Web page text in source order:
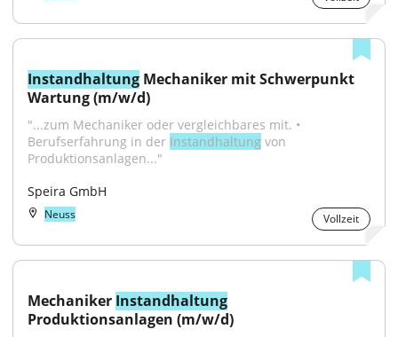
Instandhaltung Mechaniker mit Schwerpunkt
Wartung (m/w/d)
"...zum Mechaniker oder vergleichbares mit. •
Berufserfahrung in der Instandhaltung von
Produktionsanlagen..."
Speira GmbH
Neuss Vollzeit
Mechaniker Instandhaltung
Produktionsanlagen (m/w/d)